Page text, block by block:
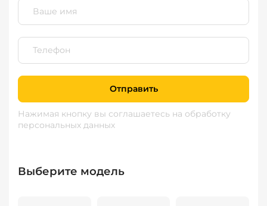
Отправить
Нажимая кнопку вы соглашаетесь на обработку
персональных данных
Выберите модель